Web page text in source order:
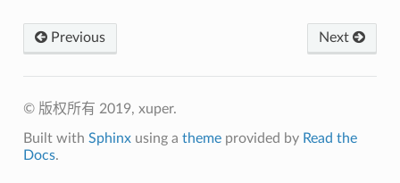
Next
Previous
© 版权所有 2019, xuper.
Built with Sphinxusing a themeprovided by Read the
Docs.